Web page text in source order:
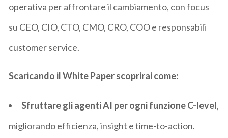
operativa per affrontare il cambiamento, con focus
su CEO, CIO, CTO, CMO, CRO, COO e responsabili
customer service.
Scaricando il White Paper scoprirai come:
Sfruttare gli agenti AI per ogni funzione C-level,
migliorando efficienza, insight e time-to-action.